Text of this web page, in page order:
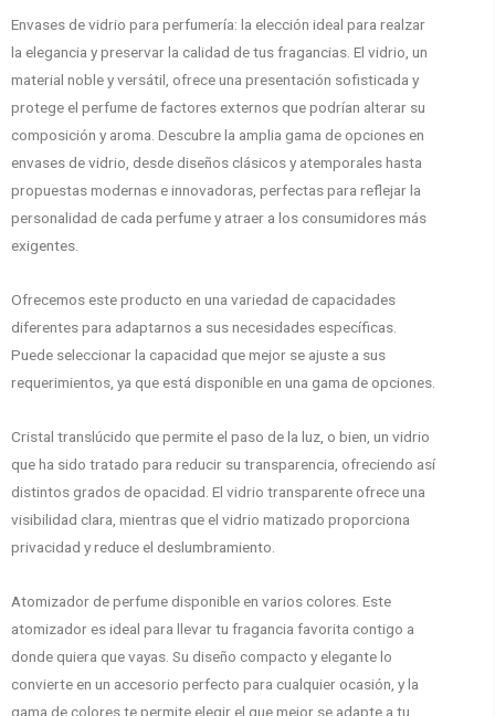
Envases de vidrio para perfumería: la elección ideal para realzar
la elegancia y preservar la calidad de tus fragancias. El vidrio, un
material noble y versátil, ofrece una presentación sofisticada y
protege el perfume de factores externos que podrían alterar su
composición y aroma. Descubre la amplia gama de opciones en
envases de vidrio, desde diseños clásicos y atemporales hasta
propuestas modernas e innovadoras, perfectas para reflejar la
personalidad de cada perfume y atraer a los consumidores más
exigentes.
Ofrecemos este producto en una variedad de capacidades
diferentes para adaptarnos a sus necesidades específicas.
Puede seleccionar la capacidad que mejor se ajuste a sus
requerimientos, ya que está disponible en una gama de opciones.
Cristal translúcido que permite el paso de la luz, o bien, un vidrio
que ha sido tratado para reducir su transparencia, ofreciendo así
distintos grados de opacidad. El vidrio transparente ofrece una
visibilidad clara, mientras que el vidrio matizado proporciona
privacidad y reduce el deslumbramiento.
Atomizador de perfume disponible en varios colores. Este
atomizador es ideal para llevar tu fragancia favorita contigo a
donde quiera que vayas. Su diseño compacto y elegante lo
convierte en un accesorio perfecto para cualquier ocasión, y la
gama de colores te permite elegir el que mejor se adapte a tu